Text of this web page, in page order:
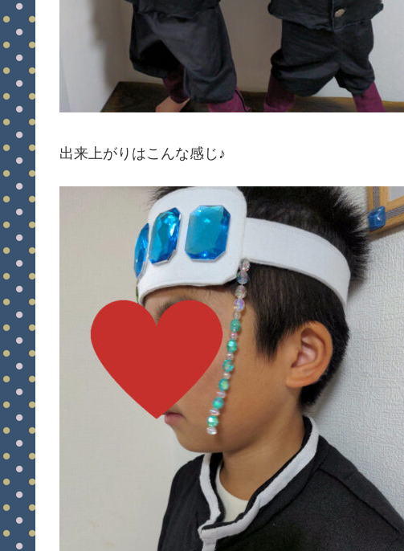
出来上がりはこんな感じ♪